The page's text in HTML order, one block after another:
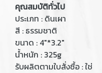
คุณสมบัติทั่วไป
ประเภท : ดินเผา
สี : ธรรมชาติ
ขนาด : 4"*3.2"
น้ำหนัก : 325g
รับผลิตตามใบสั่งซื้อ : ใช่